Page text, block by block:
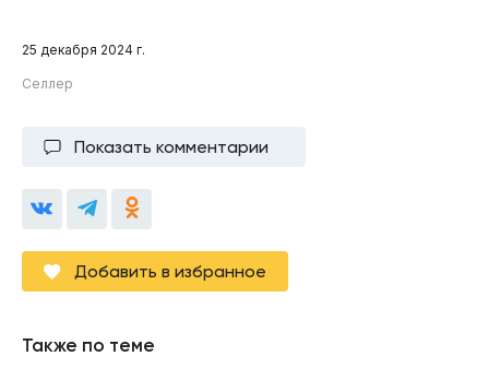
25 декабря 2024 г.
Селлер
Показать комментарии
Добавить в избранное
Также по теме